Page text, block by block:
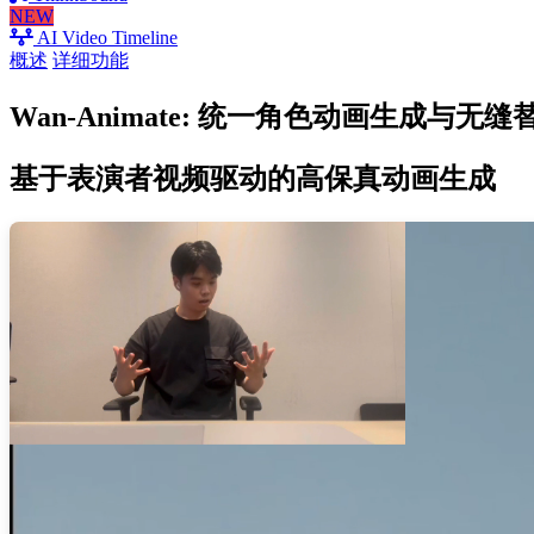
NEW
AI Video Timeline
概述 详细功能
Wan-Animate: 统一角色动画生成与无缝
基于表演者视频驱动的高保真动画生成